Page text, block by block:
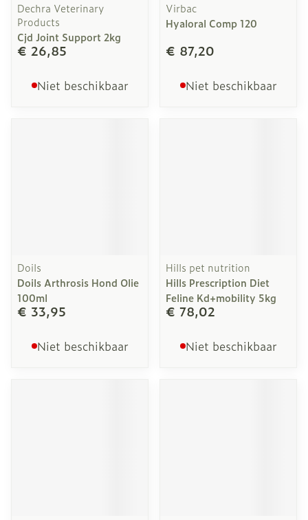
Dechra Veterinary
Products
Cjd Joint Support 2kg
€ 26,85
Niet beschikbaar
Virbac
Hyaloral Comp 120
€ 87,20
Niet beschikbaar
Doils
Doils Arthrosis Hond Olie
100ml
€ 33,95
Niet beschikbaar
Hills pet nutrition
Hills Prescription Diet
Feline Kd+mobility 5kg
€ 78,02
Niet beschikbaar